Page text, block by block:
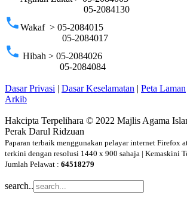
05-2084130
phoneWakaf > 05-2084015
05-2084017
phone Hibah > 05-2084026
05-2084084
Dasar Privasi | Dasar Keselamatan | Peta Laman
Arkib
Hakcipta Terpelihara © 2022 Majlis Agama
Perak Darul Ridzuan
Paparan terbaik menggunakan pelayar internet Firefox
terkini dengan resolusi 1440 x 900 sahaja | Kemaskini
Jumlah Pelawat : 64518279
search..